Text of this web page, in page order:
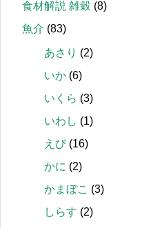
食材解説 雑穀 (8)
魚介 (83)
あさり (2)
いか (6)
いくら (3)
いわし (1)
えび(16)
かに (2)
かまぼこ (3)
しらす (2)